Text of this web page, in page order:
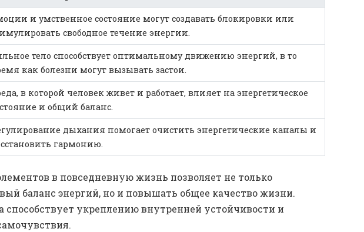
и умственное состояние могут создавать блокировки или
свободное течение энергии.
тело способствует оптимальному движению энергий, в то
как болезни могут вызывать застои.
в которой человек живет и работает, влияет на энергетическое
и общий баланс.
дыхания помогает очистить энергетические каналы и
гармонию.
в повседневную жизнь позволяет не только
баланс энергий, но и повышать общее качество жизни.
способствует укреплению внутренней устойчивости и